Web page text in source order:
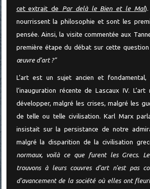
cet extrait de Par delà le Bien et le Mal
nourrissent la philosophie et sont les
pensée. Ainsi, la visite commentée aux
première étape du débat sur cette question
œuvre d’art ?"
L’art est un sujet ancien et
l’inauguration récente de Lascaux IV.
développer, malgré les crises, malgré les
de telle ou telle civilisation. Karl Marx
insistait sur la persistance de notre
malgré la disparition de la civilisation
normaux, voilà ce que furent les Grecs.
trouvons à leurs couvres d'art n'est pas
d'avancement de la société où elles ont